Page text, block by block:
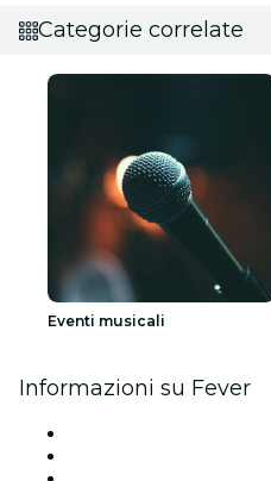
Categorie correlate
Eventi musicali
Informazioni su Fever